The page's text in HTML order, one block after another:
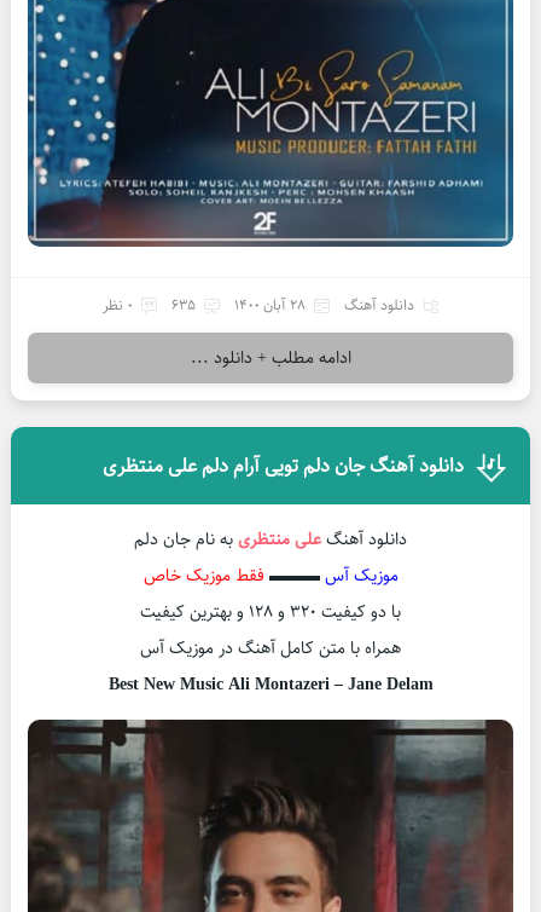
دانلود آهنگ 28 آبان 1400 635 0 نظر
ادامه مطلب + دانلود ...
دانلود آهنگ جان دلم تویی آرام دلم علی منتظری
دانلود آهنگعلی منتظریبه نام جان دلم
موزیک آس▬▬▬ فقط موزیک خاص
با دو کیفیت ۳۲۰ و ۱۲۸ و بهترین کیفیت
همراه با متن کامل آهنگ در موزیک آس
Best New Music Ali Montazeri – Jane Delam